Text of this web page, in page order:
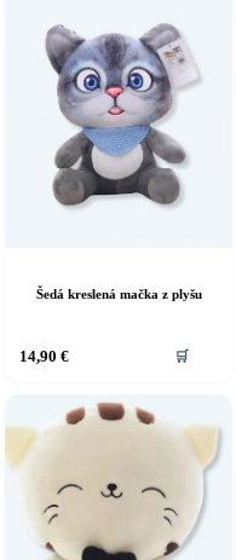
Šedá kreslená mačka z plyšu
14,90 € 🛒